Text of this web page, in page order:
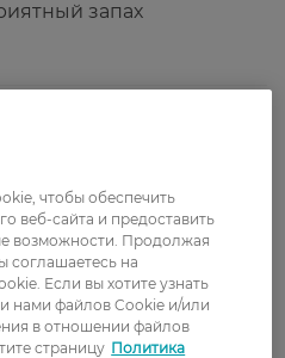
запах
наповнений
виділяється з
для новорічного
чоловікові.
чтобы обеспечить
веб-сайта и предоставить
возможности. Продолжая
соглашаетесь на
Если вы хотите узнать
нами файлов Cookie и/или
в отношении файлов
страницу Политика